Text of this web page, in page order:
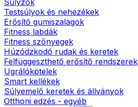
Súlyzók
Testsúlyok és nehezékek
Erősítő gumiszalagok
Fitness labdák
Fitness szőnyegek
Húzódzkodó rudak és keretek
Felfüggeszthető erősítő rendszerek
Ugrálókötelek
Smart kellékek
Súlyemelő keretek és állványok
Otthoni edzés - egyéb